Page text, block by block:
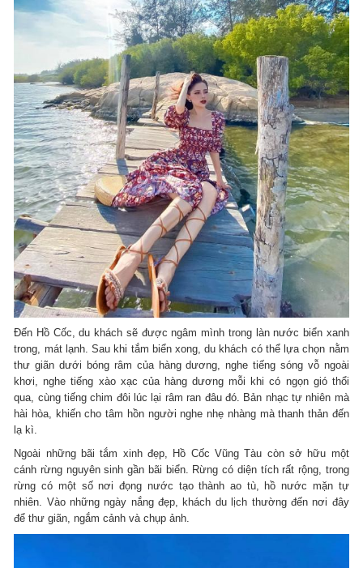
Đến Hồ Cốc, du khách sẽ được ngâm mình trong làn nước biển xanh
trong, mát lạnh. Sau khi tắm biển xong, du khách có thể lựa chọn nằm
thư giãn dưới bóng râm của hàng dương, nghe tiếng sóng vỗ ngoài
khơi, nghe tiếng xào xạc của hàng dương mỗi khi có ngọn gió thổi
qua, cùng tiếng chim đôi lúc lại râm ran đâu đó. Bản nhạc tự nhiên mà
hài hòa, khiến cho tâm hồn người nghe nhẹ nhàng mà thanh thản đến
lạ kì.
Ngoài những bãi tắm xinh đẹp, Hồ Cốc Vũng Tàu còn sở hữu một
cánh rừng nguyên sinh gần bãi biển. Rừng có diện tích rất rộng, trong
rừng có một số nơi đọng nước tạo thành ao tù, hồ nước mặn tự
nhiên. Vào những ngày nắng đẹp, khách du lịch thường đến nơi đây
để thư giãn, ngắm cảnh và chụp ảnh.